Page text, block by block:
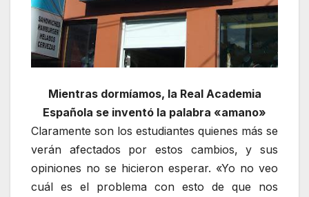
Mientras dormíamos, la Real Academia
Española se inventó la palabra «amano»
Claramente son los estudiantes quienes más se
verán afectados por estos cambios, y sus
opiniones no se hicieron esperar. «Yo no veo
cuál es el problema con esto de que nos